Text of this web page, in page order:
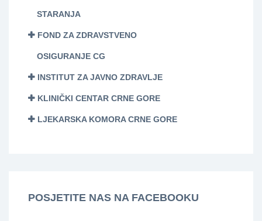
STARANJA
FOND ZA ZDRAVSTVENO
OSIGURANJE CG
INSTITUT ZA JAVNO ZDRAVLJE
KLINIČKI CENTAR CRNE GORE
LJEKARSKA KOMORA CRNE GORE
POSJETITE NAS NA FACEBOOKU